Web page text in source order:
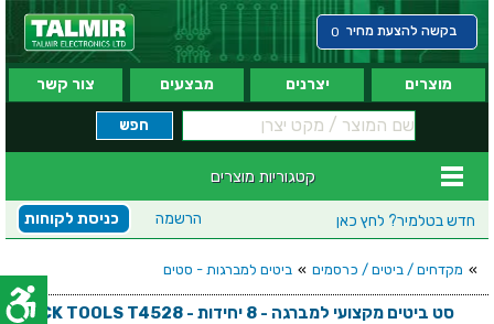
בקשה להצעת מחיר 0
מוצרים יצרנים מבצעים צור קשר
קטגוריות מוצרים
חדש בטלמיר? לחץ כאן כניסת לקוחות הרשמה
» מקדחים / ביטים / כרסמים » ביטים למברגות - סטים
סט ביטים מקצועי למברגה - 8 יחידות - CK TOOLS T4528